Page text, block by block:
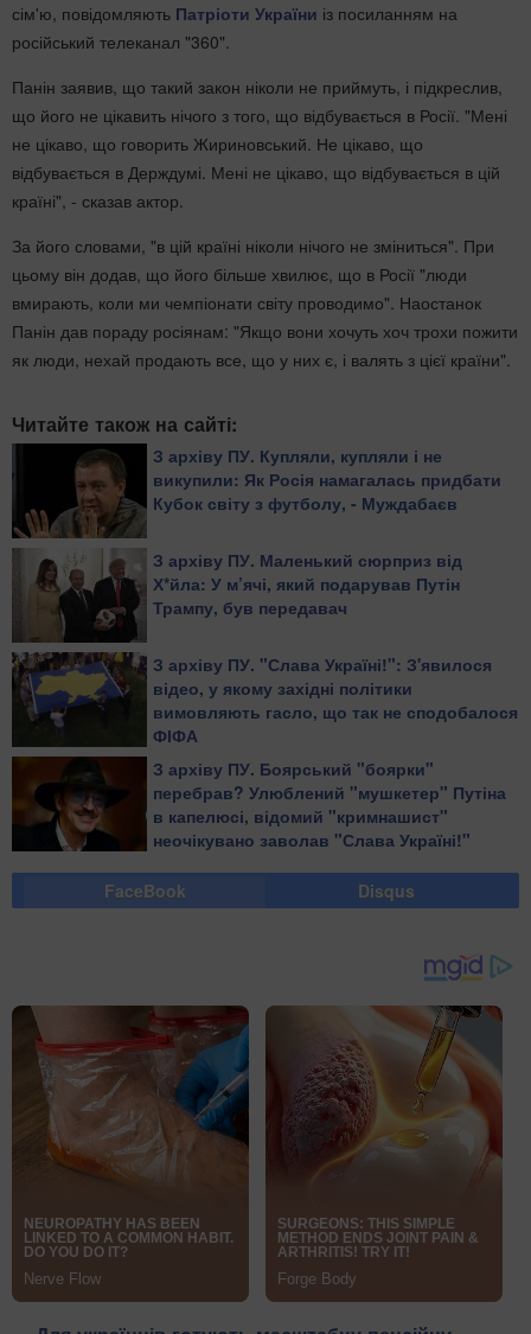
сім'ю, повідомляють Патріоти України із посиланням на
російський телеканал "360".
Панін заявив, що такий закон ніколи не приймуть, і підкреслив,
що його не цікавить нічого з того, що відбувається в Росії. "Мені
не цікаво, що говорить Жириновський. Не цікаво, що
відбувається в Держдумі. Мені не цікаво, що відбувається в цій
країні", - сказав актор.
За його словами, "в цій країні ніколи нічого не зміниться". При
цьому він додав, що його більше хвилює, що в Росії "люди
вмирають, коли ми чемпіонати світу проводимо". Наостанок
Панін дав пораду росіянам: "Якщо вони хочуть хоч трохи пожити
як люди, нехай продають все, що у них є, і валять з цієї країни".
Читайте також на сайті:
З архіву ПУ. Купляли, купляли і не
викупили: Як Росія намагалась придбати
Кубок світу з футболу, - Муждабаєв
З архіву ПУ. Маленький сюрприз від
Х*йла: У м’ячі, який подарував Путін
Трампу, був передавач
З архіву ПУ. "Слава Україні!": З'явилося
відео, у якому західні політики
вимовляють гасло, що так не сподобалося
ФІФА
З архіву ПУ. Боярський "боярки"
перебрав? Улюблений "мушкетер" Путіна
в капелюсі, відомий "кримнашист"
неочікувано заволав "Слава Україні!"
FaceBook Disqus